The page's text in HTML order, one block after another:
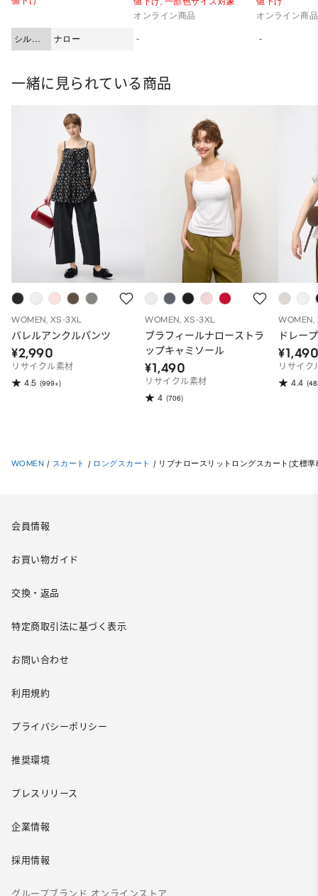
シルエ
ット
ナロー
オンライン商品
-
オンライン商品
-
一緒に見られている商品
WOMEN, XS-3XL
バレルアンクルパンツ
¥2,990
リサイクル素材
4.5 (999+)
WOMEN, XS-3XL
ブラフィールナローストラ
ップキャミソール
¥1,490
リサイクル素材
4 (706)
WOMEN,
ドレー
リサイク
4.4
WOMEN / スカート / ロングスカート / リブナロースリットロングスカート(丈標
会員情報
お買い物ガイド
交換・返品
特定商取引法に基づく表示
お問い合わせ
利用規約
プライバシーポリシー
推奨環境
プレスリリース
企業情報
採用情報
グループブランド オンラインストア